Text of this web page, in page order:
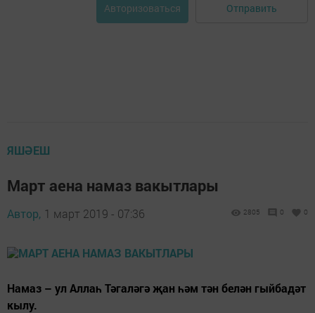
Авторизоваться Отправить
ЯШӘЕШ
Март аена намаз вакытлары
Автор, 1 март 2019 - 07:36 2805 0 0
Намаз – ул Аллаһ Тәгаләгә җан һәм тән белән гыйбадәт
кылу.